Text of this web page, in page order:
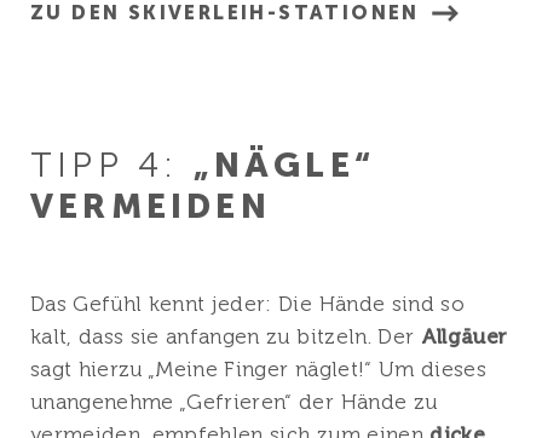
ZU DEN SKIVERLEIH-STATIONEN
TIPP 4: „NÄGLE“
VERMEIDEN
Das Gefühl kennt jeder: Die Hände sind so
kalt, dass sie anfangen zu bitzeln. Der Allgäuer
sagt hierzu „Meine Finger näglet!“ Um dieses
unangenehme „Gefrieren“ der Hände zu